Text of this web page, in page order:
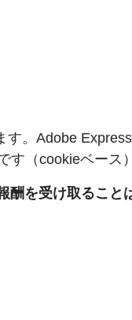
。Adobe
（cookieベース）
を受け取ること